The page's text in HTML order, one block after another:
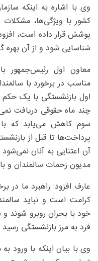
وی با اشاره به اینکه
کشور با ویژگی‌ها،
پوشش قرار داده است،
شناسایی شود و از آن بهره
معاون اول رئیس‌جمهور
مناسب در برخورد با
اول بازنشستگی با یک حکم
چند ماه حقوقی دریافت
سوم کاهش می‌یابد که
پرداخت‌ها تا قبل از
آن اعتنایی به آنان
مدیون زحمات سالمندان و
عارف افزود: راهبرد ما در
کرامت است و نباید
خود با بحران روبرو شوند و
فرد به مرز بازنشستگی
وی با بیان اینکه با ورود